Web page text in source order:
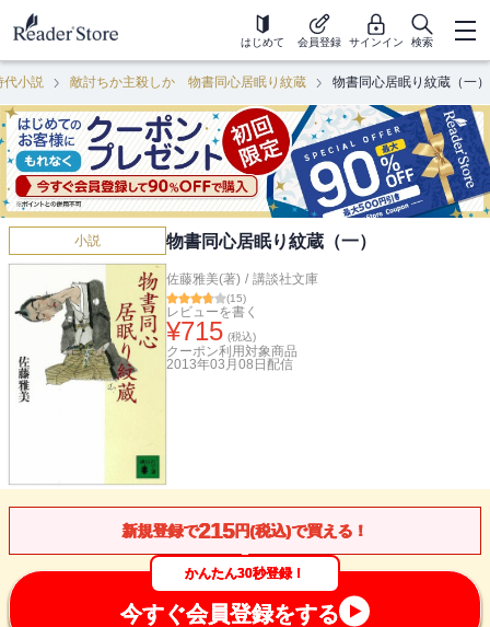
はじめて 会員登録 サインイン 検索
代小説 敵討ちか主殺しか 物書同心居眠り紋蔵 物書同心居眠り紋蔵（一）
小説 物書同心居眠り紋蔵（一）
佐藤雅美(著) / 講談社文庫
(15)
レビューを書く
¥715 (税込)
クーポン利用対象商品
2013年03月08日 配信
新規登録で215円(税込)で買える！
かんたん30秒登録！
今すぐ会員登録をする